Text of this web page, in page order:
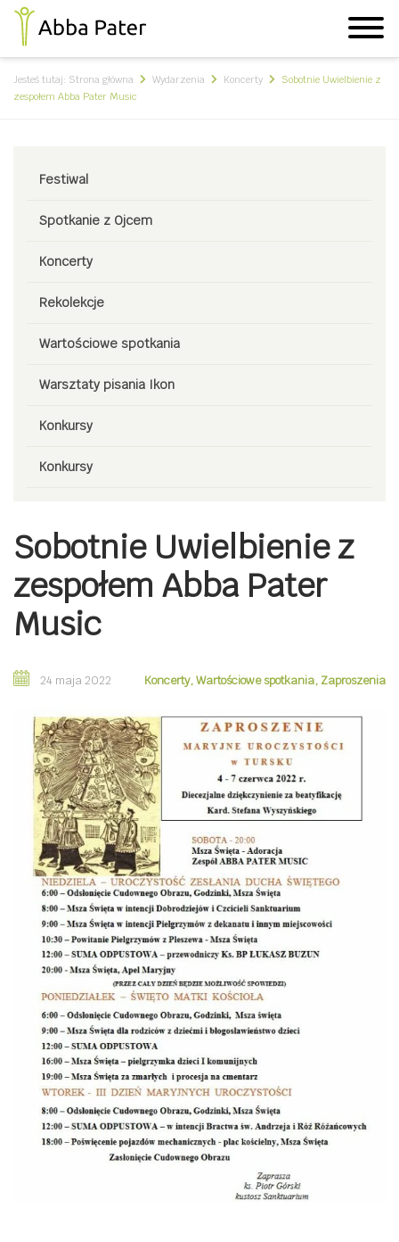
Jesteś tutaj: Strona główna Wydarzenia Koncerty
Sobotnie Uwielbienie z
zespołem Abba Pater Music
Festiwal
Spotkanie z Ojcem
Koncerty
Rekolekcje
Wartościowe spotkania
Warsztaty pisania Ikon
Konkursy
Konkursy
Sobotnie Uwielbienie z
zespołem Abba Pater
Music
24 maja 2022 Koncerty,Wartościowe spotkania, Zaproszenia